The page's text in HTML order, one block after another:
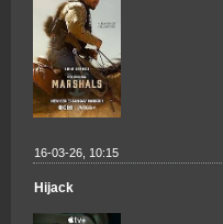
16-03-26, 10:15
Hijack